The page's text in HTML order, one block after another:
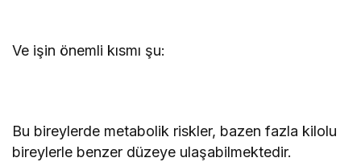
Ve işin önemli kısmı şu:
Bu bireylerde metabolik riskler, bazen fazla kilolu
bireylerle benzer düzeye ulaşabilmektedir.